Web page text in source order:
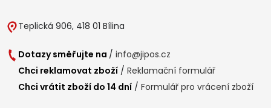
Teplická 906, 418 01 Bílina
Dotazy směřujte na / info@jipos.cz
Chci reklamovat zboží / Reklamační formulář
Chci vrátit zboží do 14 dní / Formulář pro vrácení zboží